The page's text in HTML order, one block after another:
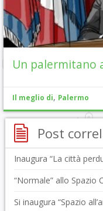
Un palermitano
Il meglio di, Palermo
Post
Inaugura “La città
“Normale” allo Spazio
Si inaugura “Spazio